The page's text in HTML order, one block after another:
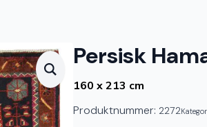
Persisk
160 x 213 cm
Produktnummer: 2272